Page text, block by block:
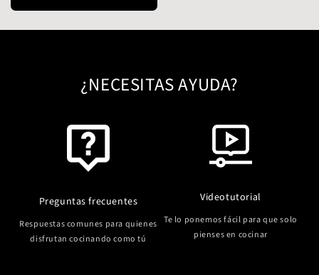
¿NECESITAS AYUDA?
Preguntas frecuentes
Respuestas comunes para quienes
disfrutan cocinando como tú
Videotutorial
Te lo ponemos fácil para que solo
pienses en cocinar